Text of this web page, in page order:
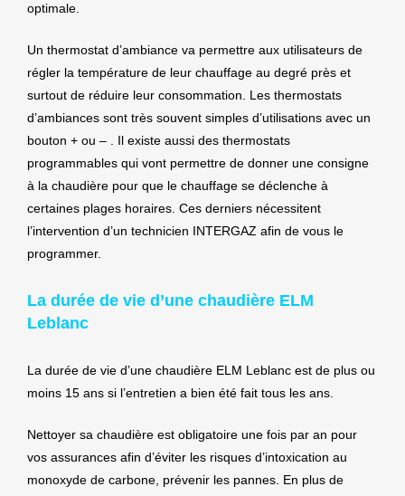
optimale.
Un thermostat d’ambiance va permettre aux utilisateurs de
régler la température de leur chauffage au degré près et
surtout de réduire leur consommation. Les thermostats
d’ambiances sont très souvent simples d’utilisations avec un
bouton + ou – . Il existe aussi des thermostats
programmables qui vont permettre de donner une consigne
à la chaudière pour que le chauffage se déclenche à
certaines plages horaires. Ces derniers nécessitent
l’intervention d’un technicien INTERGAZ afin de vous le
programmer.
La durée de vie d’une chaudière ELM
Leblanc
La durée de vie d’une chaudière ELM Leblanc est de plus ou
moins 15 ans si l’entretien a bien été fait tous les ans.
Nettoyer sa chaudière est obligatoire une fois par an pour
vos assurances afin d’éviter les risques d’intoxication au
monoxyde de carbone, prévenir les pannes. En plus de